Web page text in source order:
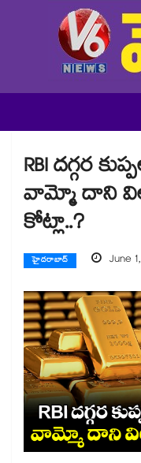
RBI దగ్గర
వామ్మో దాని
కోట్లా..?
హైదరాబాద్ June